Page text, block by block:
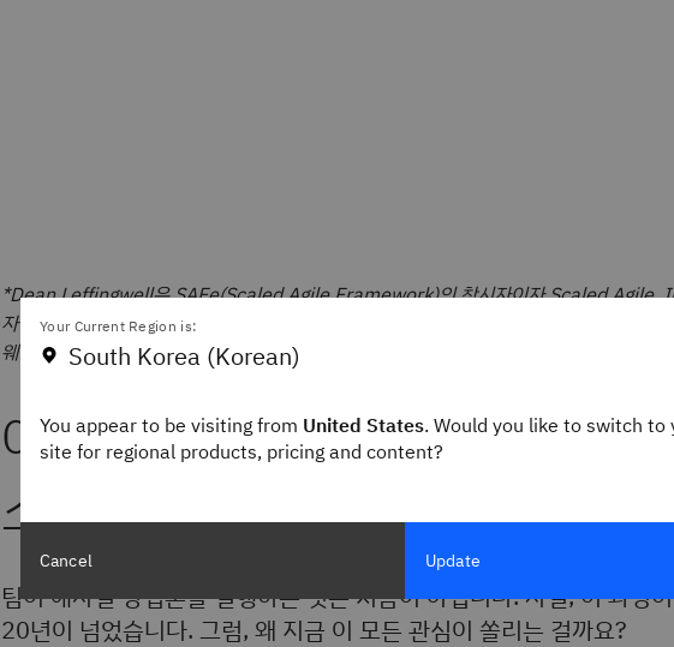
*Dean Leffingwell은 SAFe(Scaled Agile Framework)의 창시자이자 Scaled Agile,
자입니다. 그는 소수의 팀에서 수십 개, 심지어 수백 개 팀으로 애자일을 확장하며 대규모
웨어 솔루션을 구축하는 기업들과 협업합니다.
애자일과 TBM: 더 나은 IT
스 혁신
팀이 애자일 방법론을 실행하는 것은 처음이 아닙니다. 사실, 이 과정
20년이 넘었습니다. 그럼, 왜 지금 이 모든 관심이 쏠리는 걸까요?
Your Current Region is:
South Korea (Korean)
You appear to be visiting from United States. Would you like to switch to
site for regional products, pricing and content?
Cancel Update